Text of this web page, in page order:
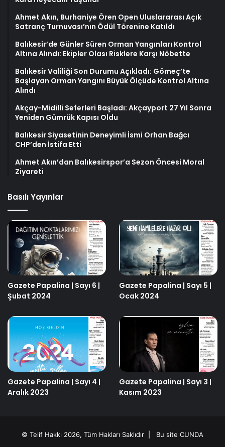
Ahmet Akın, Burhaniye Ören Open Uluslararası Açık
Satranç Turnuvası’nın Ödül Törenine Katıldı
Balıkesir’de Günler Süren Orman Yangınları Kontrol
Altına Alındı: Ekipler Olası Risklere Karşı Nöbette
Balıkesir Valiliği Son Durumu Açıkladı: Gömeç’te
Başlayan Orman Yangını Büyük Ölçüde Kontrol Altına
Alındı
Akçay-Midilli Seferleri Başladı: Akçayport 27 Yıl Sonra
Yeniden Gümrük Kapısı Oldu
Balıkesir Siyasetinin Deneyimli İsmi Orhan Bağcı
CHP’den İstifa Etti
Ahmet Akın’dan Balıkesirspor’a Sezon Öncesi Moral
Ziyareti
Basılı Yayınlar
Gazete Papalina | Sayı 6 |
Şubat 2024
Gazete Papalina | Sayı 5 |
Ocak 2024
Gazete Papalina | Sayı 4 |
Aralık 2023
Gazete Papalina | Sayı 3 |
Kasım 2023
© Telif Hakkı 2026, Tüm Hakları Saklıdır | Bu site CUNDA